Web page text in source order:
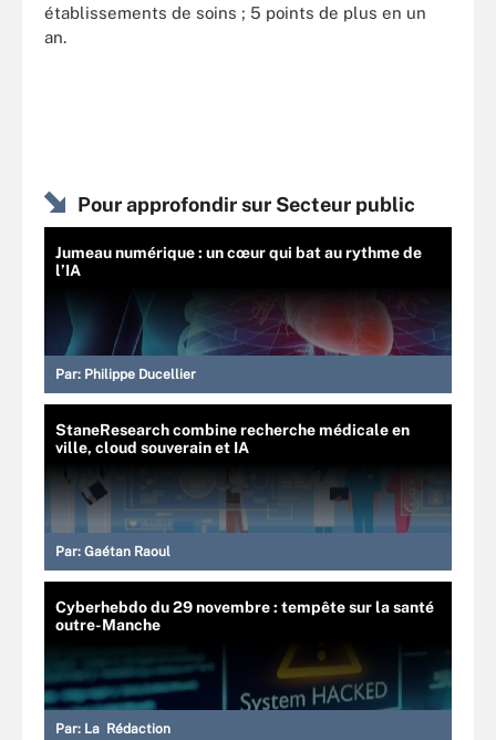
établissements de soins ; 5 points de plus en un
an.
Pour approfondir sur Secteur public
Jumeau numérique : un cœur qui bat au rythme de
l’IA
Par: Philippe Ducellier
StaneResearch combine recherche médicale en
ville, cloud souverain et IA
Par: Gaétan Raoul
Cyberhebdo du 29 novembre : tempête sur la santé
outre-Manche
Par: La Rédaction